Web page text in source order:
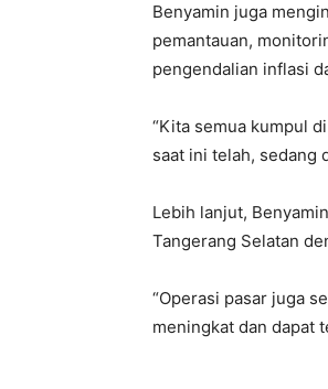
Benyamin juga
pemantauan,
pengendalian inflasi
“Kita semua kumpul
saat ini telah, sedang
Lebih lanjut,
Tangerang Selatan
“Operasi pasar juga
meningkat dan dapat